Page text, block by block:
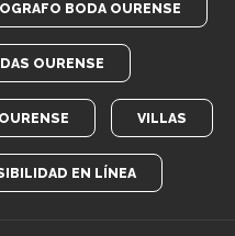
BODA OURENSE
OURENSE
VILLAS
EN LÍNEA